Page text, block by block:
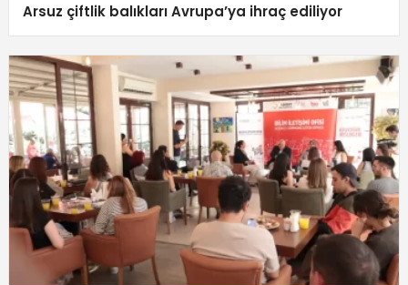
Arsuz çiftlik balıkları Avrupa’ya ihraç ediliyor